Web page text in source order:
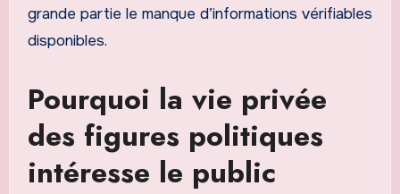
grande partie le manque d’informations vérifiables
disponibles.
Pourquoi la vie privée
des figures politiques
intéresse le public